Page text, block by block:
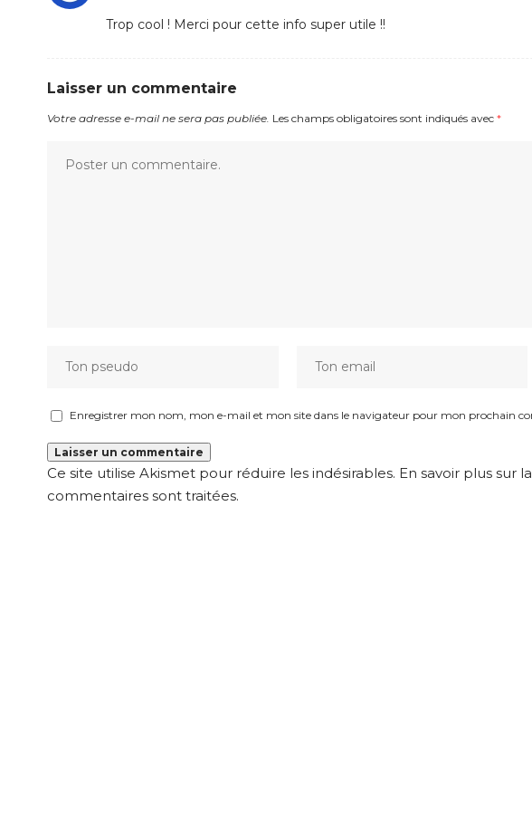
Trop cool ! Merci pour cette info super utile !!
Laisser un commentaire
Votre adresse e-mail ne sera pas publiée. Les champs obligatoires sont indiqués avec *
Enregistrer mon nom, mon e-mail et mon site dans le navigateur pour mon prochain
Ce site utilise Akismet pour réduire les indésirables. En savoir plus sur
commentaires sont traitées.